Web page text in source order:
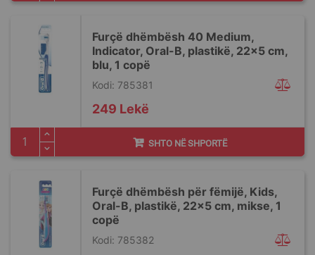
Furçë dhëmbësh 40 Medium,
Indicator, Oral-B, plastikë, 22x5 cm,
blu, 1 copë
Kodi: 785381
249 Lekë
SHTO NË SHPORTË
Furçë dhëmbësh për fëmijë, Kids,
Oral-B, plastikë, 22x5 cm, mikse, 1
copë
Kodi: 785382